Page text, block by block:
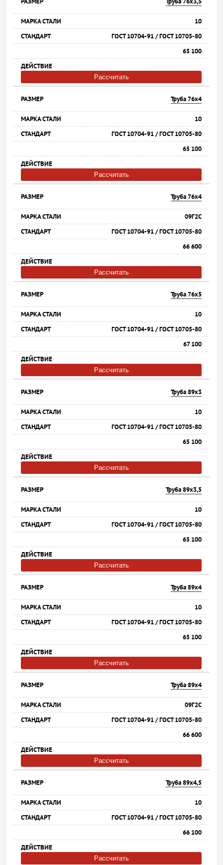
10
ГОСТ 10704-91 / ГОСТ 10705-80
65 100
Рассчитать
Труба 76х4
10
ГОСТ 10704-91 / ГОСТ 10705-80
65 100
Рассчитать
Труба 76х4
09Г2С
ГОСТ 10704-91 / ГОСТ 10705-80
66 600
Рассчитать
Труба 76х5
10
ГОСТ 10704-91 / ГОСТ 10705-80
67 100
Рассчитать
Труба 89х3
10
ГОСТ 10704-91 / ГОСТ 10705-80
65 100
Рассчитать
Труба 89х3,5
10
ГОСТ 10704-91 / ГОСТ 10705-80
65 100
Рассчитать
Труба 89х4
10
ГОСТ 10704-91 / ГОСТ 10705-80
65 100
Рассчитать
Труба 89х4
09Г2С
ГОСТ 10704-91 / ГОСТ 10705-80
66 600
Рассчитать
Труба 89х4,5
10
ГОСТ 10704-91 / ГОСТ 10705-80
66 100
Рассчитать